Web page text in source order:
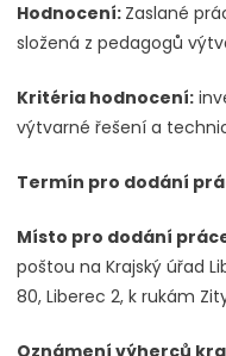
Hodnocení: Zaslané
složená z pedagogů
Kritéria hodnocení:
výtvarné řešení a
Termín pro dodání
Místo pro dodání
poštou na Krajský úřad
80, Liberec 2, k rukám